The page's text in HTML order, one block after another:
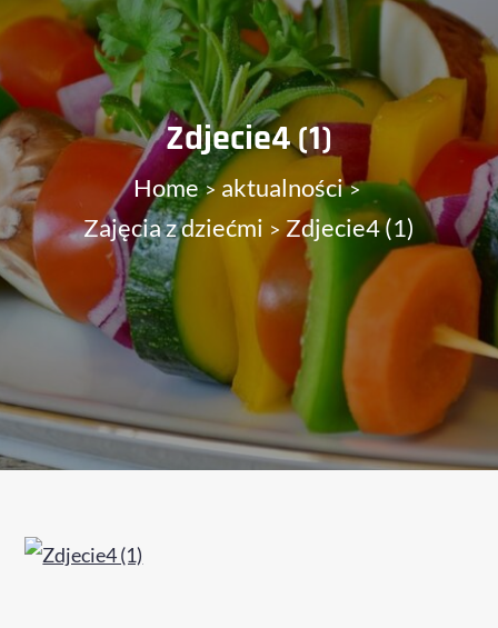
Zdjecie4 (1)
Home
aktualności
Zajęcia z dziećmi
Zdjecie4 (1)